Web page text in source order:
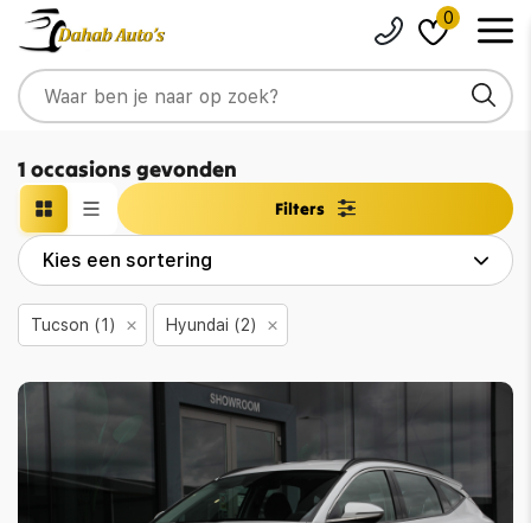
0
1 occasions gevonden
Filters
Tucson (1) Hyundai (2)